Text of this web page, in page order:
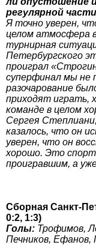
регулярной
Я точно уверен,
целом атмосфера
турнирная
Петербургского
проиграл
суперфинал мы не
разочарование
приходят играть,
команде в целом
Сергея
казалось, что он
уверен, что он
хорошо. Это
проигравшим, а
Сборная Санкт-
0:2, 1:3)
Голы: Трофимов,
Печников, Ефанов,